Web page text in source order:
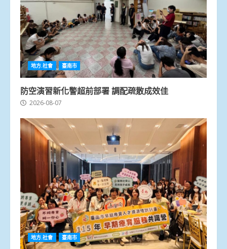
地方.社會 臺南市
防空演習新化警超前部署 調配疏散成效佳
2026-08-07
地方.社會 臺南市